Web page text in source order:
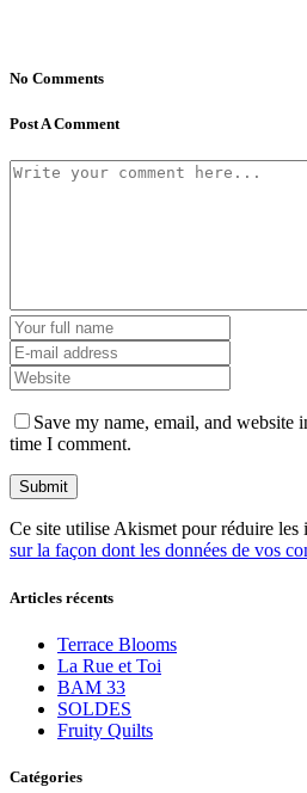
No Comments
Post A Comment
Save my name, email, and website
time I comment.
Ce site utilise Akismet pour réduire les
sur la façon dont les données de vos
Articles récents
Terrace Blooms
La Rue et Toi
BAM 33
SOLDES
Fruity Quilts
Catégories